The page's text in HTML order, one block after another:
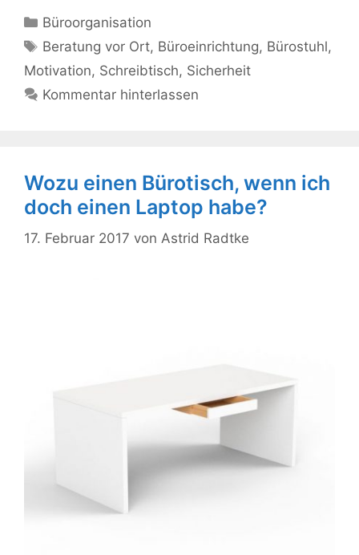
Kategorien
Büroorganisation
Schlagwörter
Beratung vor Ort, Büroeinrichtung, Bürostuhl,
Motivation, Schreibtisch, Sicherheit
Kommentar hinterlassen
Wozu einen Bürotisch, wenn ich
doch einen Laptop habe?
17. Februar 2017 von Astrid Radtke